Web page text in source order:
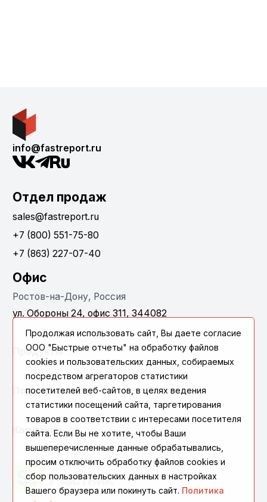
info@fastreport.ru
Отдел продаж
sales@fastreport.ru
+7 (800) 551-75-80
+7 (863) 227-07-40
Офис
Ростов-на-Дону, Россия
ул. Обороны 24, офис 311, 344082
Продукты
Поддержка
Компания
Продолжая использовать сайт, Вы даете согласие
ООО "Быстрые отчеты" на обработку файлов
cookies и пользовательских данных, собираемых
посредством агрегаторов статистики
посетителей веб-сайтов, в целях ведения
статистики посещений сайта, таргетирования
товаров в соответствии с интересами посетителя
сайта. Если Вы не хотите, чтобы Ваши
вышеперечисленные данные обрабатывались,
просим отключить обработку файлов cookies и
сбор пользовательских данных в настройках
Вашего браузера или покинуть сайт. Политика